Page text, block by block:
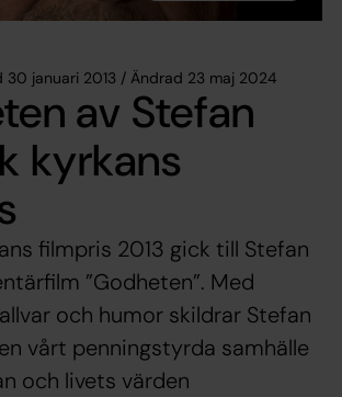
30 januari 2013 / Ändrad 23 maj 2024
av Stefan
kyrkans
filmpris 2013 gick till Stefan
”Godheten”. Med
och humor skildrar Stefan
vårt penningstyrda samhälle
och livets värden